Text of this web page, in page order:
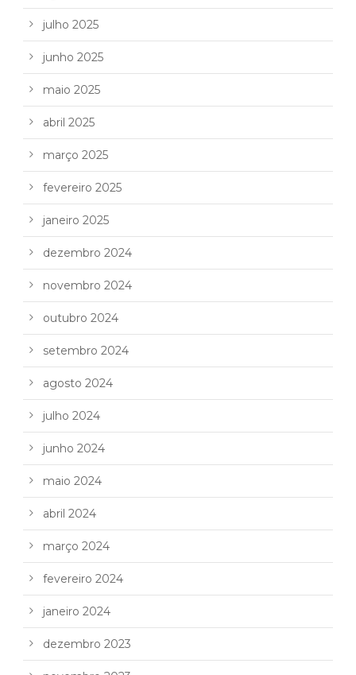
julho 2025
junho 2025
maio 2025
abril 2025
março 2025
fevereiro 2025
janeiro 2025
dezembro 2024
novembro 2024
outubro 2024
setembro 2024
agosto 2024
julho 2024
junho 2024
maio 2024
abril 2024
março 2024
fevereiro 2024
janeiro 2024
dezembro 2023